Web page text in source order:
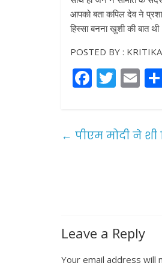
आपको बता कपिल देव ने
हिस्सा बनना खुशी की बात
POSTED BY : KRITIKA
F
a
e
T
w
er
E
m
l
← पीएम मोदी ने
Leave a Reply
Your email address will